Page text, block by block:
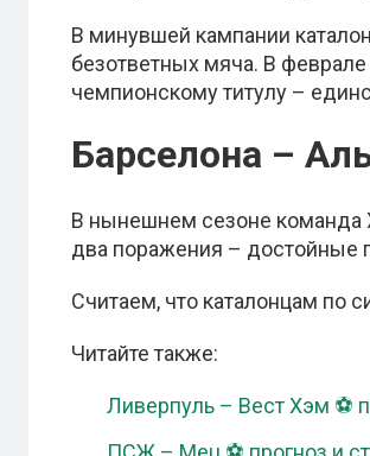
В минувшей кампании
безответных мяча. В
чемпионскому титулу –
Барселона –
В нынешнем сезоне команда
два поражения – достойные
Считаем, что каталонцам по
Читайте также:
Ливерпуль – Вест Хэм ⚽